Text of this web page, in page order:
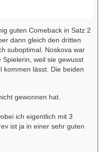
guten Comeback in Satz 2
dann gleich den dritten
suboptimal. Noskova war
weil sie gewusst
kommen lässt. Die beiden
gewonnen hat.
ich eigentlich mit 3
ist ja in einer sehr guten